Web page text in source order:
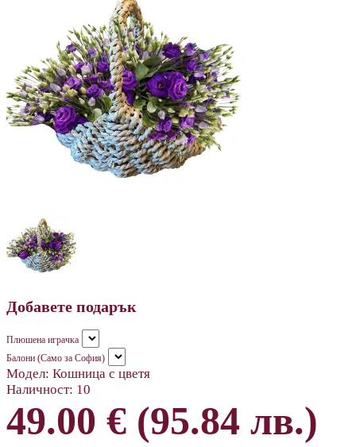
Добавете подарък
Плюшена играчка
Балони (Само за София)
Модел: Кошница с цветя
Наличност: 10
49.00 € (95.84 лв.)